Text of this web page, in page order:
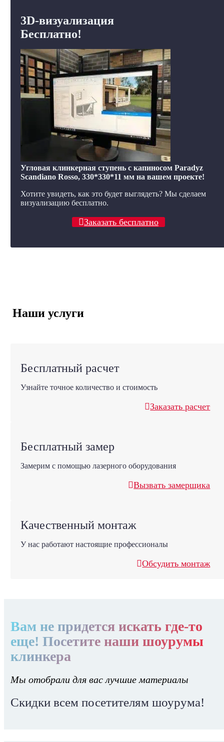
3D-визуализация
Бесплатно!
Угловая клинкерная ступень с капиносом Paradyz
Scandiano Rosso, 330*330*11 мм на вашем проекте!
Хотите увидеть, как это будет выглядеть? Мы сделаем
визуализацию бесплатно.
Заказать бесплатно
Наши услуги
Бесплатный расчет
Узнайте точное количество и стоимость
Заказать расчет
Бесплатный замер
Замерим с помощью лазерного оборудования
Вызвать замерщика
Качественный монтаж
У нас работают настоящие профессионалы
Обсудить монтаж
Вам не придется искать где-то
еще! Посетите наши шоурумы
клинкера
Мы отобрали для вас лучшие материалы
Скидки всем посетителям шоурума!